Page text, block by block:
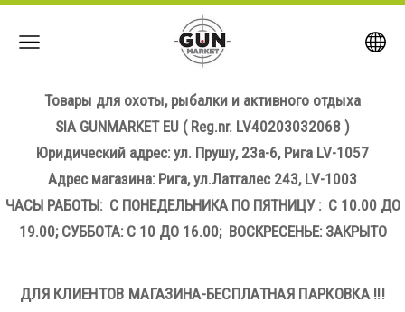
Товары для охоты, рыбалки и активного отдыха
SIA GUNMARKET EU ( Reg.nr. LV40203032068 )
Юридический адрес: ул. Прушу, 23а-6, Рига LV-1057
Адрес магазина: Рига, ул.Латгалес 243, LV-1003
ЧАСЫ РАБОТЫ: С ПОНЕДЕЛЬНИКА ПО ПЯТНИЦУ : С 10.00 ДО
19.00; СУББОТА: С 10 ДО 16.00; ВОСКРЕСЕНЬЕ: ЗАКРЫТО
ДЛЯ КЛИЕНТОВ МАГАЗИНА-БЕСПЛАТНАЯ ПАРКОВКА !!!